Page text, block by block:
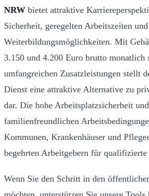
NRW bietet attraktive
Sicherheit, geregelten Arbeitszeiten
Weiterbildungsmöglichkeiten. Mit
3.150 und 4.200 Euro brutto monatlich
umfangreichen Zusatzleistungen stellt
Dienst eine attraktive Alternative zu
dar. Die hohe Arbeitsplatzsicherheit und
familienfreundlichen
Kommunen, Krankenhäuser und
begehrten Arbeitgebern für
Wenn Sie den Schritt in den